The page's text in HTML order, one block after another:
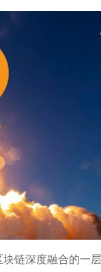
链深度融合的一